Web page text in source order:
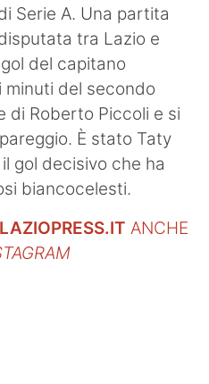
Serie A. Una partita
tra Lazio e
del capitano
minuti del secondo
di Roberto Piccoli e si
È stato Taty
gol decisivo che ha
biancocelesti.
LAZIOPRESS.IT ANCHE